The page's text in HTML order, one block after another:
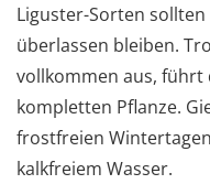
Liguster-Sorten
überlassen bleiben.
vollkommen aus, führt
kompletten Pflanze.
frostfreien
kalkfreiem Wasser.